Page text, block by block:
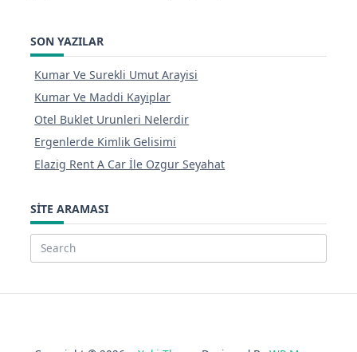
SON YAZILAR
Kumar Ve Surekli Umut Arayisi
Kumar Ve Maddi Kayiplar
Otel Buklet Urunleri Nelerdir
Ergenlerde Kimlik Gelisimi
Elazig Rent A Car İle Ozgur Seyahat
SITE ARAMASI
Search